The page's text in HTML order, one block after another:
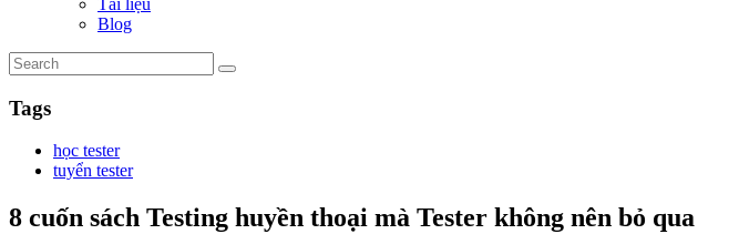
Tài liệu
Blog
Tags
học tester
tuyển tester
8 cuốn sách Testing huyền thoại mà Tester không nên bỏ qua